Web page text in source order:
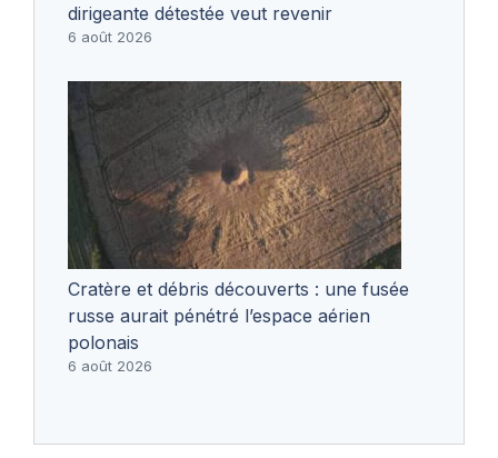
dirigeante détestée veut revenir
6 août 2026
Cratère et débris découverts : une fusée
russe aurait pénétré l’espace aérien
polonais
6 août 2026